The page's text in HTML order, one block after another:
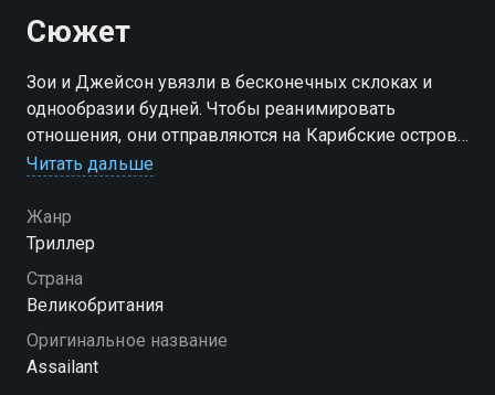
Сюжет
Зои и Джейсон увязли в бесконечных склоках и
однообразии будней. Чтобы реанимировать
отношения, они отправляются на Карибские острова.
Взяв в аренду судно, муж с женой наслаждаются
прибрежном заведении случается знакомство с
таинственным типом — бродячим парнем Майклом,
обитающим на побережье. Капитан упоминал, что
лодка принадлежит рыбаку Дину Левину, но
супруги пока не подозревают: владелец уже пал
жертвой незнакомца. Вскоре выяснится — теперь
они сами стали его мишенью. Отрезанные от
Читать дальше
Жанр
Триллер
Страна
Великобритания
Оригинальное название
Assailant